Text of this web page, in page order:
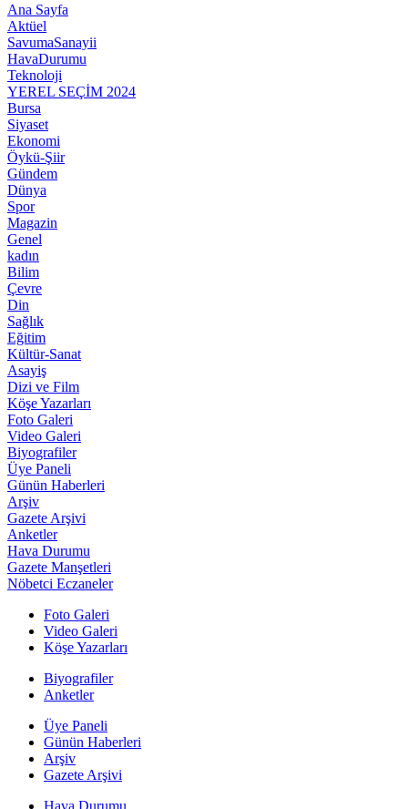
Ana Sayfa
Aktüel
SavumaSanayii
HavaDurumu
Teknoloji
YEREL SEÇİM 2024
Bursa
Siyaset
Ekonomi
Öykü-Şiir
Gündem
Dünya
Spor
Magazin
Genel
kadın
Bilim
Çevre
Din
Sağlık
Eğitim
Kültür-Sanat
Asayiş
Dizi ve Film
Köşe Yazarları
Foto Galeri
Video Galeri
Biyografiler
Üye Paneli
Günün Haberleri
Arşiv
Gazete Arşivi
Anketler
Hava Durumu
Gazete Manşetleri
Nöbetci Eczaneler
Foto Galeri
Video Galeri
Köşe Yazarları
Biyografiler
Anketler
Üye Paneli
Günün Haberleri
Arşiv
Gazete Arşivi
Hava Durumu